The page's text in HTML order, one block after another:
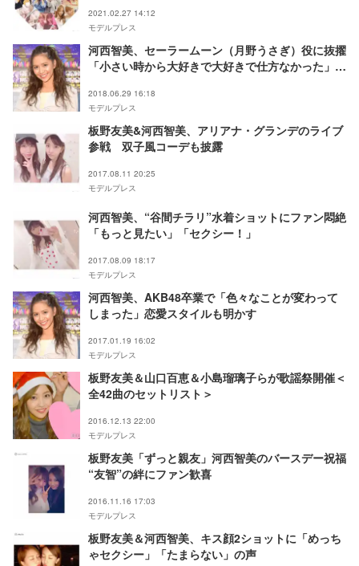
2021.02.27 14:12
モデルプレス
河西智美、セーラームーン（月野うさぎ）役に抜擢
「小さい時から大好きで大好きで仕方なかった」熱
2018.06.29 16:18
モデルプレス
板野友美&河西智美、アリアナ・グランデのライブ
参戦 双子風コーデも披露
2017.08.11 20:25
モデルプレス
河西智美、“谷間チラリ”水着ショットにファン悶絶
「もっと見たい」「セクシー！」
2017.08.09 18:17
モデルプレス
河西智美、AKB48卒業で「色々なことが変わって
しまった」恋愛スタイルも明かす
2017.01.19 16:02
モデルプレス
板野友美＆山口百恵＆小島瑠璃子らが歌謡祭開催＜
全42曲のセットリスト＞
2016.12.13 22:00
モデルプレス
板野友美「ずっと親友」河西智美のバースデー祝福
“友智”の絆にファン歓喜
2016.11.16 17:03
モデルプレス
板野友美＆河西智美、キス顔2ショットに「めっち
ゃセクシー」「たまらない」の声